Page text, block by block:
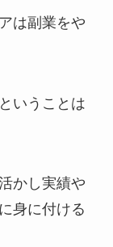
は副業をや
いうことは
かし実績や
身に付ける